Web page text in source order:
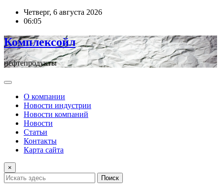
ПерейтиЧетверг, 6 августа 2026
06:05
Комплексойл
нефтепродукты
О компании
Новости индустрии
Новости компаний
Новости
Статьи
Контакты
Карта сайта
×
Поиск